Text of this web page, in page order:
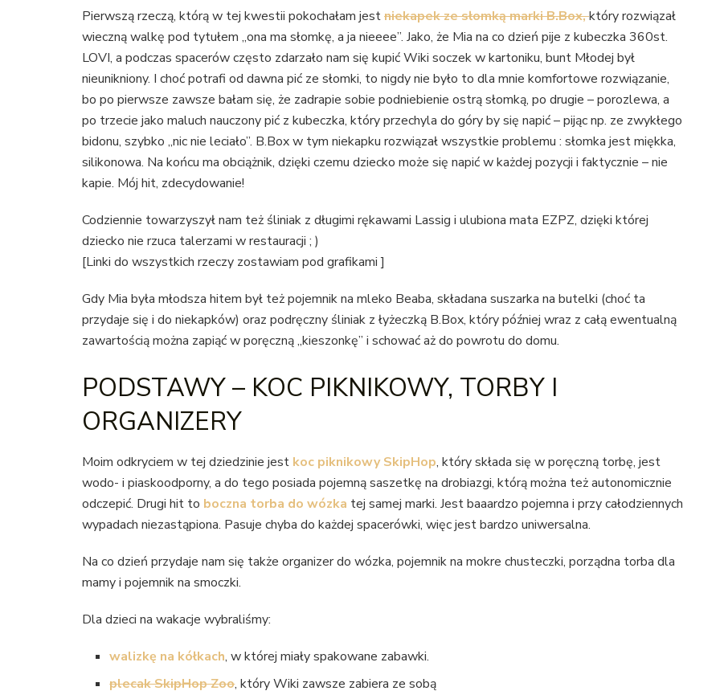
Pierwszą rzeczą, którą w tej kwestii pokochałam jestniekapek ze słomką marki B.Box,który rozwiązał
wieczną walkę pod tytułem „ona ma słomkę, a ja nieeee”. Jako, że Mia na co dzień pije z kubeczka 360st.
LOVI, a podczas spacerów często zdarzało nam się kupić Wiki soczek w kartoniku, bunt Młodej był
nieunikniony. I choć potrafi od dawna pić ze słomki, to nigdy nie było to dla mnie komfortowe rozwiązanie,
bo po pierwsze zawsze bałam się, że zadrapie sobie podniebienie ostrą słomką, po drugie – porozlewa, a
po trzecie jako maluch nauczony pić z kubeczka, który przechyla do góry by się napić – pijąc np. ze zwykłego
bidonu, szybko „nic nie leciało”. B.Box w tym niekapku rozwiązał wszystkie problemu : słomka jest miękka,
silikonowa. Na końcu ma obciążnik, dzięki czemu dziecko może się napić w każdej pozycji i faktycznie – nie
kapie. Mój hit, zdecydowanie!
Codziennie towarzyszył nam też śliniak z długimi rękawami Lassig i ulubiona mata EZPZ, dzięki której
dziecko nie rzuca talerzami w restauracji ; )
[Linki do wszystkich rzeczy zostawiam pod grafikami ]
Gdy Mia była młodsza hitem był też pojemnik na mleko Beaba, składana suszarka na butelki (choć ta
przydaje się i do niekapków) oraz podręczny śliniak z łyżeczką B.Box, który później wraz z całą ewentualną
zawartością można zapiąć w poręczną „kieszonkę” i schować aż do powrotu do domu.
PODSTAWY – KOC PIKNIKOWY, TORBY I
ORGANIZERY
Moim odkryciem w tej dziedzinie jest koc piknikowy SkipHop, który składa się w poręczną torbę, jest
wodo- i piaskoodporny, a do tego posiada pojemną saszetkę na drobiazgi, którą można też autonomicznie
odczepić. Drugi hit to boczna torba do wózka tej samej marki. Jest baaardzo pojemna i przy całodziennych
wypadach niezastąpiona. Pasuje chyba do każdej spacerówki, więc jest bardzo uniwersalna.
Na co dzień przydaje nam się także organizer do wózka, pojemnik na mokre chusteczki, porządna torba dla
mamy i pojemnik na smoczki.
Dla dzieci na wakacje wybraliśmy:
walizkę na kółkach, w której miały spakowane zabawki.
plecak SkipHop Zoo, który Wiki zawsze zabiera ze sobą